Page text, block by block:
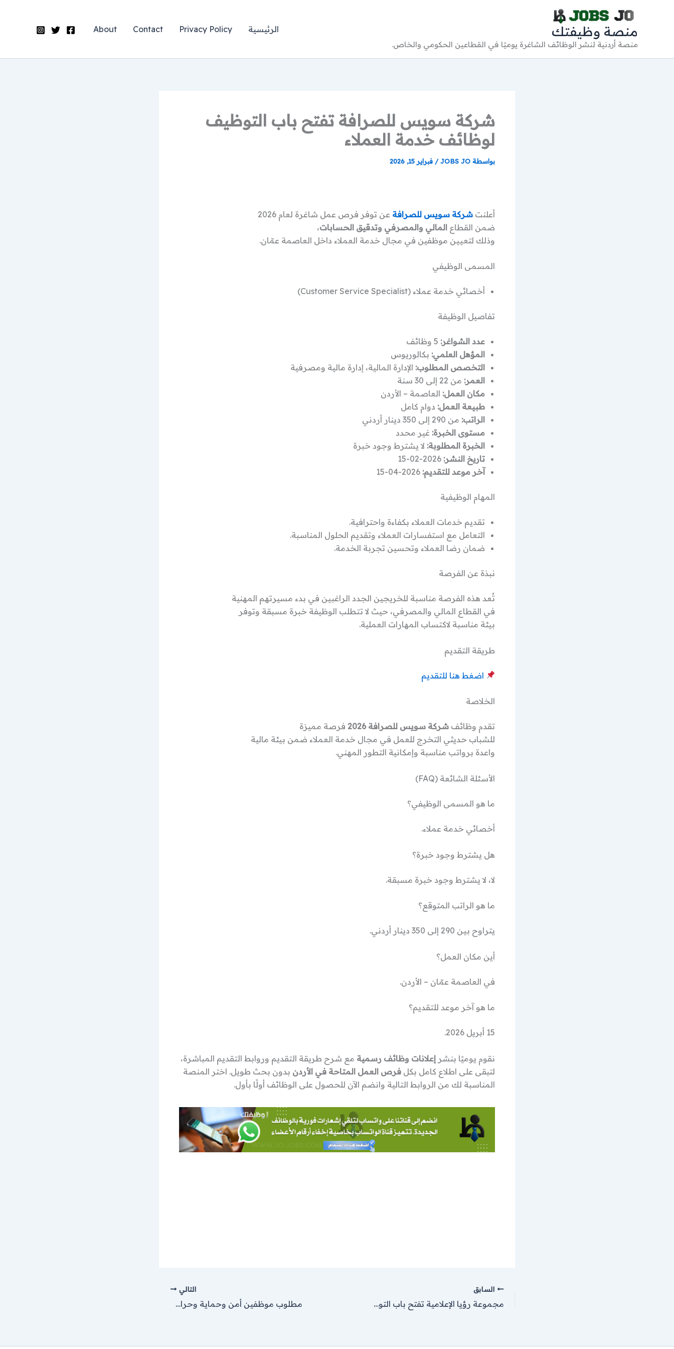
منصة وظيفتك
منصة أردنية لنشر الوظائف الشاغرة يوميًا في القطاعين الحكومي والخاص.
الرئيسية Privacy Policy
Contact
About
شركة سويس للصرافة تفتح باب التوظيف
لوظائف خدمة العملاء
بواسطة JOBS JO
/ فبراير 15, 2026
أعلنت شركة سويس للصرافة عن توفر فرص عمل شاغرة لعام 2026
ضمن القطاع المالي والمصرفي وتدقيق الحسابات،
وذلك لتعيين موظفين في مجال خدمة العملاء داخل العاصمة عمّان.
المسمى الوظيفي
أخصائي خدمة عملاء (Customer Service Specialist)
تفاصيل الوظيفة
عدد الشواغر:
المؤهل العلمي: بكالوريوس
التخصص المطلوب: الإدارة المالية، إدارة مالية ومصرفية
العمر: من 22 إلى 30 سنة
مكان العمل: العاصمة – الأردن
طبيعة العمل: دوام كامل
الراتب: من 290 إلى 350 دينار أردني
مستوى الخبرة: غير محدد
الخبرة المطلوبة: لا يشترط وجود خبرة
تاريخ النشر:
آخر موعد للتقديم:
المهام الوظيفية
تقديم خدمات العملاء بكفاءة واحترافية.
التعامل مع استفسارات العملاء وتقديم الحلول المناسبة.
ضمان رضا العملاء وتحسين تجربة الخدمة.
نبذة عن الفرصة
تُعد هذه الفرصة مناسبة للخريجين الجدد الراغبين في بدء مسيرتهم المهنية
في القطاع المالي والمصرفي، حيث لا تتطلب الوظيفة خبرة مسبقة وتوفر
بيئة مناسبة لاكتساب المهارات العملية.
طريقة التقديم
اضغط هنا للتقديم
الخلاصة
تقدم وظائف شركة سويس للصرافة 2026
فرصة مميزة
للشباب حديثي التخرج للعمل في مجال خدمة العملاء ضمن بيئة مالية
واعدة برواتب مناسبة وإمكانية التطور المهني.
الأسئلة الشائعة (FAQ)
ما هو المسمى الوظيفي؟
أخصائي خدمة عملاء.
هل يشترط وجود خبرة؟
لا، لا يشترط وجود خبرة مسبقة.
ما هو الراتب المتوقع؟
يتراوح بين 290 إلى 350 دينار أردني.
أين مكان العمل؟
في العاصمة عمّان – الأردن.
ما هو آخر موعد للتقديم؟
15 أبريل 2026.
نقوم يوميًا بنشر إعلانات وظائف رسمية مع شرح طريقة التقديم وروابط التقديم المباشرة،
لتبقى على اطلاع كامل بكل فرص العمل المتاحة في الأردن بدون بحث طويل. اختر المنصة
المناسبة لك من الروابط التالية وانضم الآن للحصول على الوظائف أولًا بأول.
السابق
مجموعة رؤيا الإعلامية تفتح باب التوظيف في تخصصات متنوعة
التالي
مطلوب موظفين أمن وحماية وحراس أمن بدوام منتظم